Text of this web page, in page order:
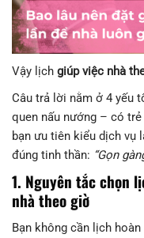
Vậy lịch giúp việc nhà
Câu trả lời nằm ở 4 yếu
quen nấu nướng – có
bạn ưu tiên kiểu dịch vụ
đúng tinh thần: “Gọn
1. Nguyên tắc chọn
nhà theo giờ
Bạn không cần lịch